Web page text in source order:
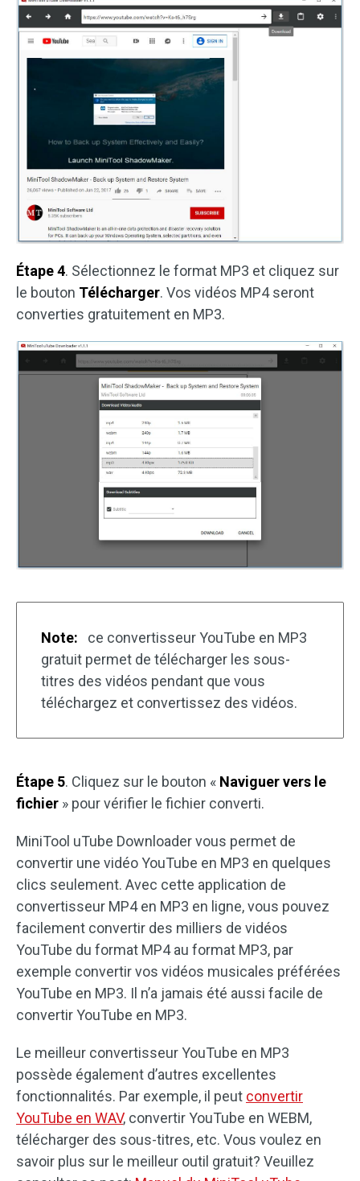
Étape 4. Sélectionnez le format MP3 et cliquez sur
le bouton Télécharger. Vos vidéos MP4 seront
converties gratuitement en MP3.
Note:
ce convertisseur YouTube en MP3
gratuit permet de télécharger les sous-
titres des vidéos pendant que vous
téléchargez et convertissez des vidéos.
Étape 5. Cliquez sur le bouton « Naviguer vers le
fichier » pour vérifier le fichier converti.
MiniTool uTube Downloader vous permet de
convertir une vidéo YouTube en MP3 en quelques
clics seulement. Avec cette application de
convertisseur MP4 en MP3 en ligne, vous pouvez
facilement convertir des milliers de vidéos
YouTube du format MP4 au format MP3, par
exemple convertir vos vidéos musicales préférées
YouTube en MP3. Il n’a jamais été aussi facile de
convertir YouTube en MP3.
Le meilleur convertisseur YouTube en MP3
possède également d’autres excellentes
fonctionnalités. Par exemple, il peut convertir
YouTube en WAV, convertir YouTube en WEBM,
télécharger des sous-titres, etc. Vous voulez en
savoir plus sur le meilleur outil gratuit? Veuillez